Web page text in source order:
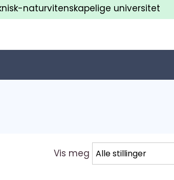
naturvitenskapelige universitet
Vis meg